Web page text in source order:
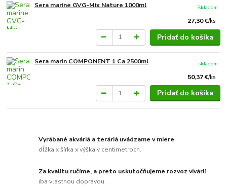
Sera marine GVG-Mix Nature 1000ml
27,30 €/ks
Skladom
Pridať do košíka
Sera marin COMPONENT 1 Ca 2500ml
50,37 €/ks
skladom
Pridať do košíka
Vyrábané akváriá a teráriá uvádzame v miere
dĺžka x šírka x výška v centimetroch.
Za kvalitu ručíme, a preto uskutočňujeme rozvoz vivárií
iba vlastnou dopravou.